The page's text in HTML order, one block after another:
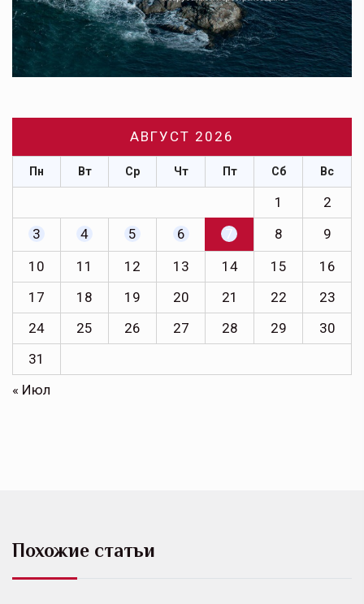
АВГУСТ 2026
Пн Вт Ср Чт Пт Сб Вс
1
2
3
4 5 6 7 8
9
10
11 12 13 14 15
16
17
18 19 20 21 22
23
24
25 26 27 28 29
30
31
« Июл
Похожие статьи